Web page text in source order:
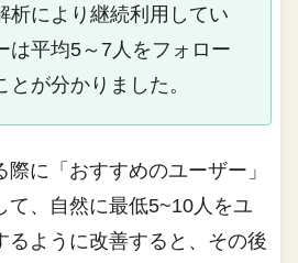
析により継続利用してい
は平均5～7人をフォロー
とが分かりました。
に「おすすめのユーザー」
て、自然に最低5~10人をユ
るように改善すると、その後